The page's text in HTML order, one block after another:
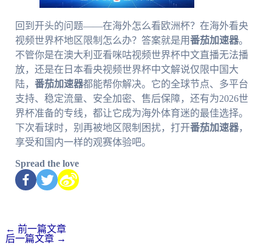
回到开头的问题——在海外怎么看欧洲杯？在海外看央
视频世界杯地区限制怎么办？答案就是用番茄加速器。
不管你是在澳大利亚看咪咕视频世界杯中文直播无法播
放，还是在日本看央视频世界杯中文解说仅限中国大
陆， 番茄加速器都能帮你解决。它的全球节点、多平台
支持、稳定流量、安全加密、售后保障，还有为2026世
界杯准备的专线，都让它成为海外体育迷的最佳选择。
下次看球时，别再被地区限制困扰，打开番茄加速器，
享受和国内一样的观赛体验吧。
Spread the love
← 前一篇文章
后一篇文章 →